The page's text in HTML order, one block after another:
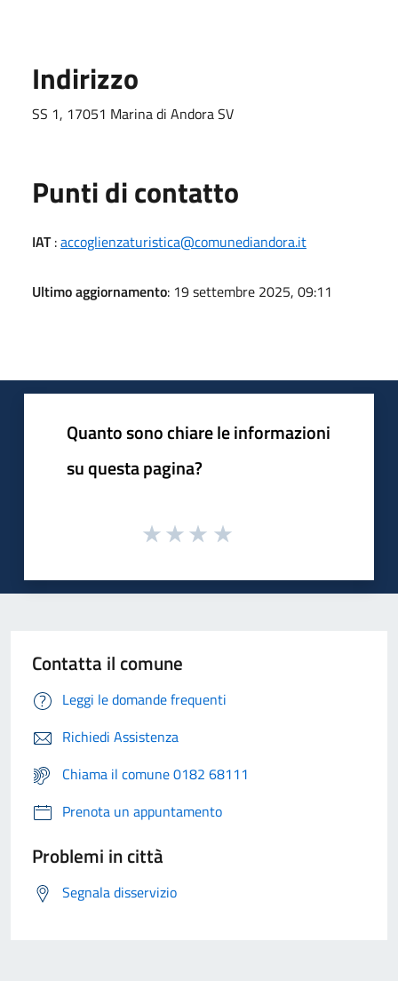
Indirizzo
SS 1, 17051 Marina di Andora SV
Punti di contatto
IAT:accoglienzaturistica@comunediandora.it
Ultimo aggiornamento: 19 settembre 2025, 09:11
Quanto sono chiare le informazioni
su questa pagina?
Contatta il comune
Leggi le domande frequenti
Richiedi Assistenza
Chiama il comune 0182 68111
Prenota un appuntamento
Problemi in città
Segnala disservizio